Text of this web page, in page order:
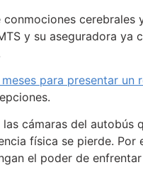
conmociones
y su aseguradora
meses para presentar un
cámaras del
física se pierde.
el poder de